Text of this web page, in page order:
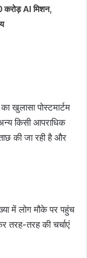
AI मिशन,
खुलासा पोस्टमार्टम
किसी आपराधिक
की जा रही है और
में लोग मौके पर पहुंच
तरह-तरह की चर्चाएं